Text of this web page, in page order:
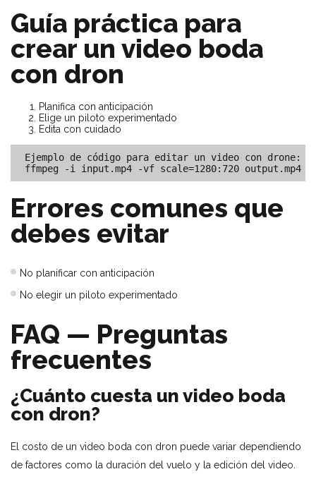
Guía práctica para
crear un video boda
con dron
Planifica con anticipación
Elige un piloto experimentado
Edita con cuidado
Ejemplo de código para editar un video con drone:
ffmpeg -i input.mp4 -vf scale=1280:720 output.mp4
Errores comunes que
debes evitar
No planificar con anticipación
No elegir un piloto experimentado
FAQ — Preguntas
frecuentes
¿Cuánto cuesta un video boda
con dron?
El costo de un video boda con dron puede variar dependiendo
de factores como la duración del vuelo y la edición del video.